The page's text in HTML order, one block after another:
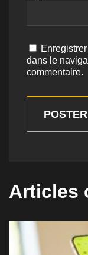
dans le
commentaire.
Articles